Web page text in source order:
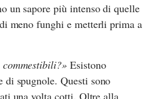
un sapore più intenso di quelle
meno funghi e metterli prima a
commestibili? Esistono
di spugnole. Questi sono
una volta cotti. Oltre alla